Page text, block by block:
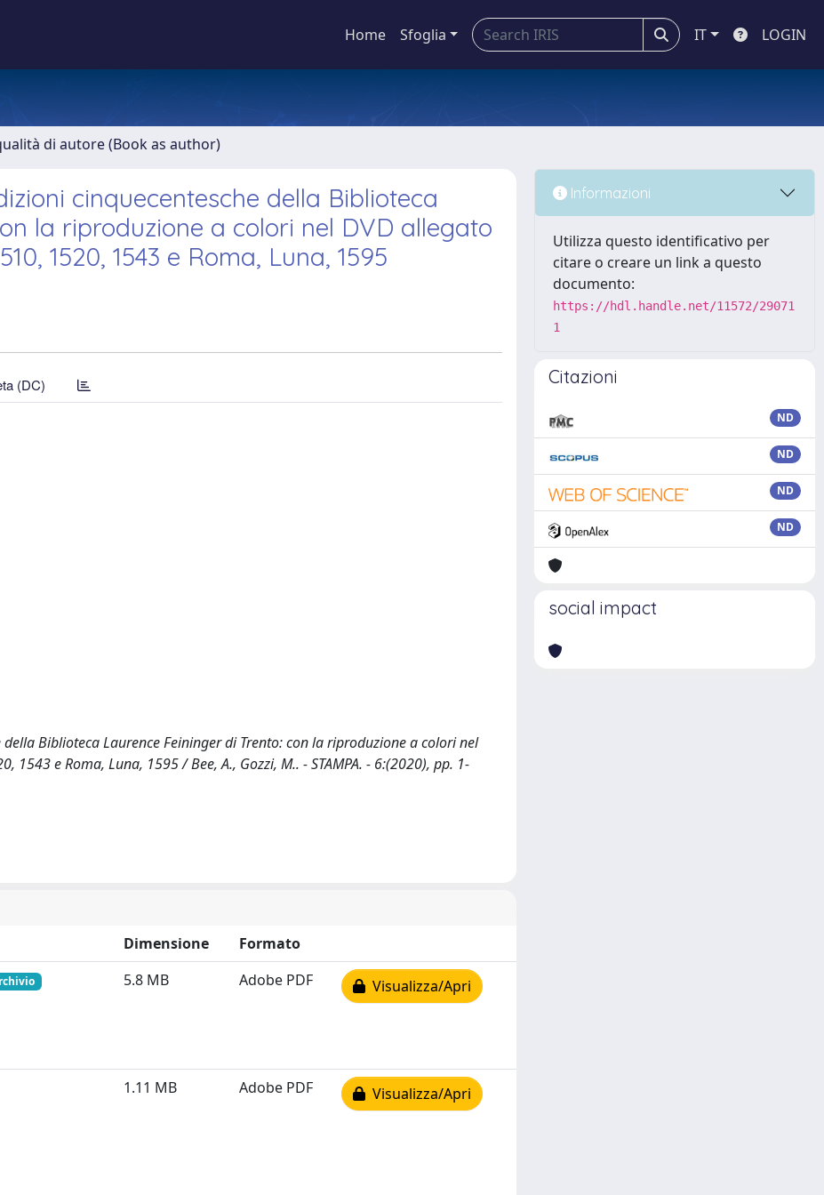
Home Sfoglia IT LOGIN
di autore (Book as author)
cinquecentesche della Biblioteca
la riproduzione a colori nel DVD allegato
1520, 1543 e Roma, Luna, 1595
(DC)
Biblioteca Laurence Feininger di Trento: con la riproduzione a colori nel
1543 e Roma, Luna, 1595 / Bee, A., Gozzi, M.. - STAMPA. - 6:(2020), pp. 1-
Dimensione
Formato
5.8 MB Adobe PDF Visualizza/Apri
1.11 MB Adobe PDF Visualizza/Apri
Informazioni
Utilizza questo identificativo per
citare o creare un link a questo
documento:
https://hdl.handle.net/11572/29071
1
Citazioni
ND
ND
ND
ND
social impact